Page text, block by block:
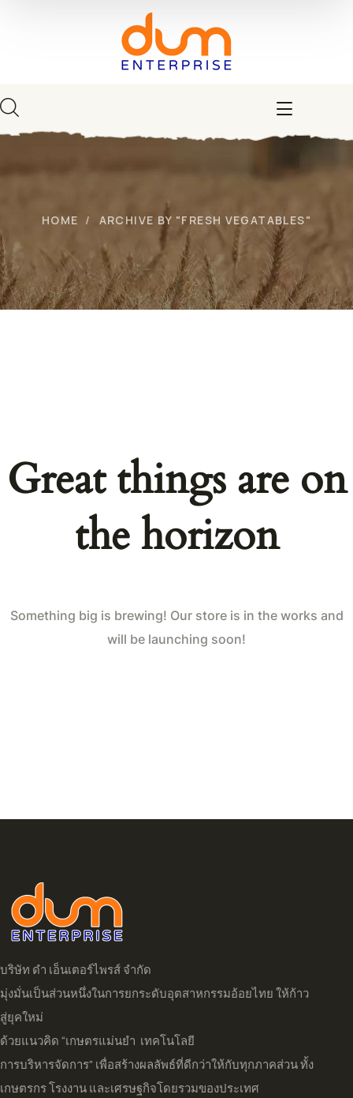
HOME ARCHIVE BY "FRESH VEGATABLES"
Great things are on
the horizon
Something big is brewing! Our store is in the works and
will be launching soon!
บริษัท ดำ เอ็นเตอร์ไพรส์ จำกัด
มุ่งมั่นเป็นส่วนหนึ่งในการยกระดับอุตสาหกรรมอ้อยไทย ให้ก้าว
สู่ยุคใหม่
ด้วยแนวคิด “เกษตรแม่นยำ เทคโนโลยี
การบริหารจัดการ” เพื่อสร้างผลลัพธ์ที่ดีกว่าให้กับทุกภาคส่วน ทั้ง
เกษตรกร โรงงาน และเศรษฐกิจโดยรวมของประเทศ